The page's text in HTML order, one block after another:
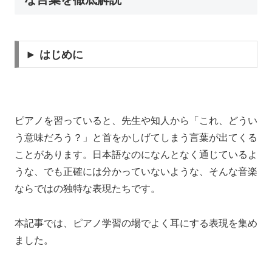
► はじめに
ピアノを習っていると、先生や知人から「これ、どうい
う意味だろう？」と首をかしげてしまう言葉が出てくる
ことがあります。日本語なのになんとなく通じているよ
うな、でも正確には分かっていないような、そんな音楽
ならではの独特な表現たちです。
本記事では、ピアノ学習の場でよく耳にする表現を集め
ました。